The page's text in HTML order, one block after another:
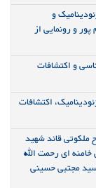
و
و رونمایی از
و اکتشافات
اکتشافات
ملکوتی قائد شهید
ای رحمت الله
سید مجتبی حسینی